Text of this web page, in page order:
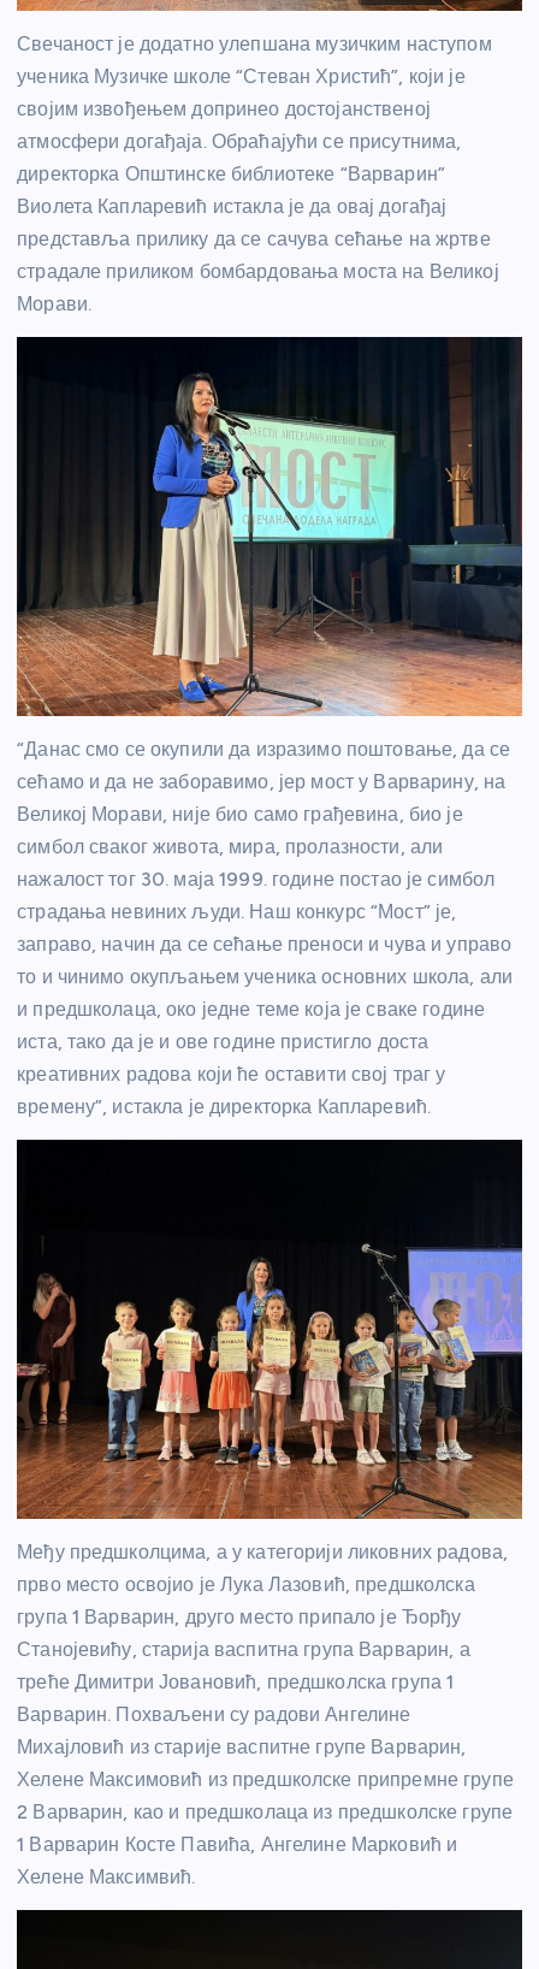
Свечаност је додатно улепшана музичким наступом
ученика Музичке школе “Стеван Христић”, који је
својим извођењем допринео достојанственој
атмосфери догађаја. Обраћајући се присутнима,
директорка Општинске библиотеке “Варварин”
Виолета Капларевић истакла је да овај догађај
представља прилику да се сачува сећање на жртве
страдале приликом бомбардовања моста на Великој
Морави.
“Данас смо се окупили да изразимо поштовање, да се
сећамо и да не заборавимо, јер мост у Варварину, на
Великој Морави, није био само грађевина, био је
симбол сваког живота, мира, пролазности, али
нажалост тог 30. маја 1999. године постао је симбол
страдања невиних људи. Наш конкурс “Мост” је,
заправо, начин да се сећање преноси и чува и управо
то и чинимо окупљањем ученика основних школа, али
и предшколаца, око једне теме која је сваке године
иста, тако да је и ове године пристигло доста
креативних радова који ће оставити свој траг у
времену”, истакла је директорка Капларевић.
Међу предшколцима, а у категорији ликовних радова,
прво место освојио је Лука Лазовић, предшколска
група 1 Варварин, друго место припало је Ђорђу
Станојевићу, старија васпитна група Варварин, а
треће Димитри Јовановић, предшколска група 1
Варварин. Похваљени су радови Ангелине
Михајловић из старије васпитне групе Варварин,
Хелене Максимовић из предшколске припремне групе
2 Варварин, као и предшколаца из предшколске групе
1 Варварин Косте Павића, Ангелине Марковић и
Хелене Максимвић.